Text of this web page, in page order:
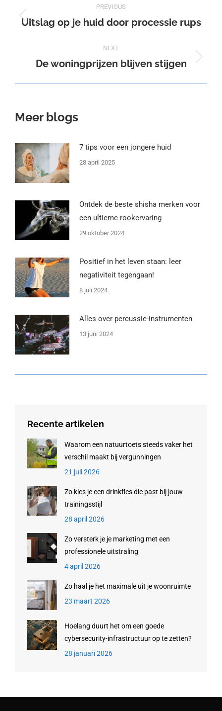
navigation
PREVIOUS
Previous
Uitslag op je huid door processie rups
NEXT
Next
De woningprijzen blijven stijgen
Meer blogs
7 tips voor een jongere huid
28 april 2025
Ontdek de beste shisha merken voor
een ultieme rookervaring
29 oktober 2024
Positief in het leven staan: leer
negativiteit tegengaan!
8 juli 2024
Alles over percussie-instrumenten
13 juni 2024
Recente artikelen
Waarom een natuurtoets steeds vaker het
verschil maakt bij vergunningen
21 juli 2026
Zo kies je een drinkfles die past bij jouw
trainingsstijl
28 april 2026
Zo versterk je je marketing met een
professionele uitstraling
4 april 2026
Zo haal je het maximale uit je woonruimte
23 maart 2026
Hoelang duurt het om een goede
cybersecurity-infrastructuur op te zetten?
28 januari 2026